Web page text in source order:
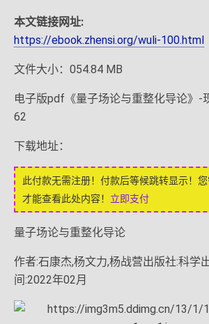
本文链接网址:
https://ebook.zhensi.org/wuli-100.html
文件大小：054.84 MB
电子版pdf《量子场论与重整化导论》-
62
下载地址：
此付款无需注册！付款后等候跳转显示！
才能查看此处内容！ 立即支付
量子场论与重整化导论
作者:石康杰,杨文力,杨战营出版社:科学
间:2022年02月